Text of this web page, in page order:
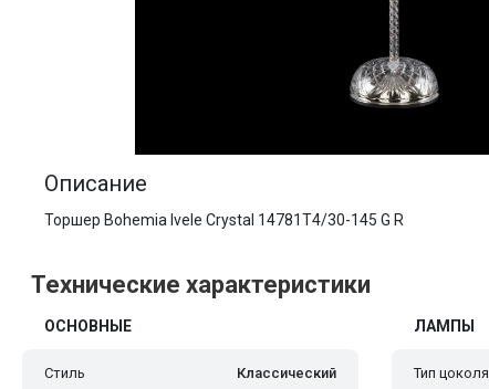
Описание
Торшер Bohemia Ivele Crystal 14781T4/30-145 G R
Технические характеристики
ОСНОВНЫЕ
Стиль
Классический
ЛАМПЫ
Тип цоколя